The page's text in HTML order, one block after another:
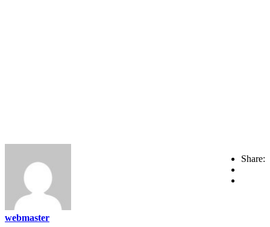
Share:
webmaster